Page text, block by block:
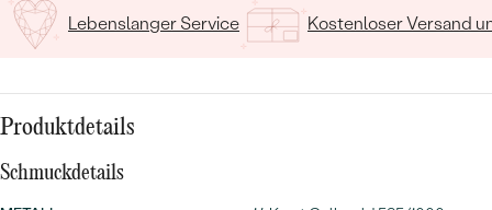
Eheringe
NACH MATERIAL
GOLD
SCHMUCK MIT LAB GROWN
DIAMANTEN
PERLENSCHMUCK
NACH STYL
LUXURIÖSE
Lebenslanger Service Kostenloser Versand
Produktdetails
Schmuckdetails